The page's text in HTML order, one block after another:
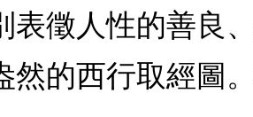
表徵人性的善良
然的西行取經圖